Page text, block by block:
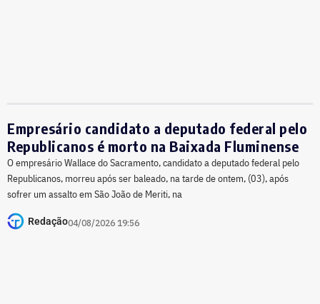
Empresário candidato a deputado federal pelo
Republicanos é morto na Baixada Fluminense
O empresário Wallace do Sacramento, candidato a deputado federal pelo
Republicanos, morreu após ser baleado, na tarde de ontem, (03), após
sofrer um assalto em São João de Meriti, na
Redação04/08/2026 19:56